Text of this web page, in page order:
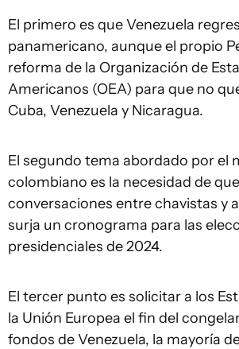
El primero es que Venezuela
panamericano, aunque el propio
reforma de la Organización de
Americanos (OEA) para que no
Cuba, Venezuela y Nicaragua.
El segundo tema abordado por el
colombiano es la necesidad de
conversaciones entre chavistas y
surja un cronograma para las
presidenciales de 2024.
El tercer punto es solicitar a los
la Unión Europea el fin del
fondos de Venezuela, la mayoría